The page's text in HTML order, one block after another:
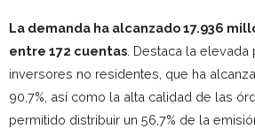
La demanda ha alcanzado 17.936
entre 172 cuentas . Destaca la
inversores no residentes, que ha
90,7%, así como la alta calidad de las
permitido distribuir un 56,7% de la